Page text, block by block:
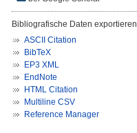
Bibliografische Daten exportieren
ASCII Citation
BibTeX
EP3 XML
EndNote
HTML Citation
Multiline CSV
Reference Manager